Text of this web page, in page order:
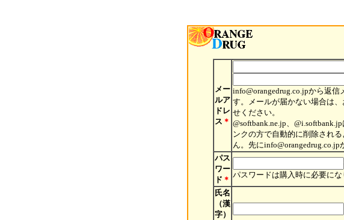
メー
ルア
ドレ
ス ＊
info@orangedrug.co.jpから返
す。メールが届かない場合は
せください。
@softbank.ne.jp、
ンクの方で自動的に削除され
ん。先に
パス
ワー
ド ＊
パスワードは購入時に必要に
氏名
（漢
字）